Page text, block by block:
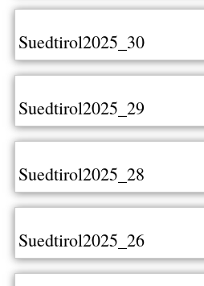
Suedtirol2025_30
Suedtirol2025_29
Suedtirol2025_28
Suedtirol2025_26